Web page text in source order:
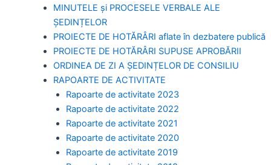
MINUTELE și PROCESELE VERBALE ALE
ȘEDINȚELOR
PROIECTE DE HOTĂRÂRI aflate în dezbatere publică
PROIECTE DE HOTĂRÂRI SUPUSE APROBĂRII
ORDINEA DE ZI A ȘEDINȚELOR DE CONSILIU
RAPOARTE DE ACTIVITATE
Rapoarte de activitate 2023
Rapoarte de activitate 2022
Rapoarte de activitate 2021
Rapoarte de activitate 2020
Rapoarte de activitate 2019